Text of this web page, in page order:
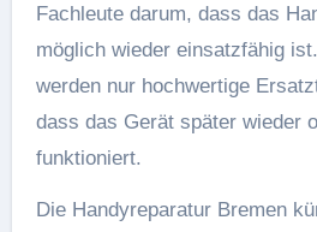
Fachleute darum, dass das
möglich wieder einsatzfähig
werden nur hochwertige
dass das Gerät später wieder
funktioniert.
Die Handyreparatur Bremen